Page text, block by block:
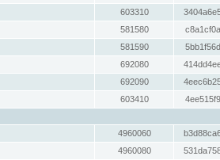
603310
581580
581590
692080
692090
603410
4960060
4960080